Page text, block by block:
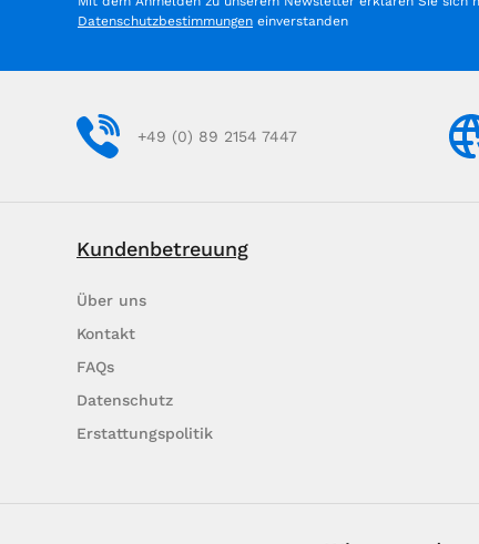
Datenschutzbestimmungen einverstanden
+49 (0) 89 2154 7447
Kundenbetreuung
Über uns
Kontakt
FAQs
Datenschutz
Erstattungspolitik